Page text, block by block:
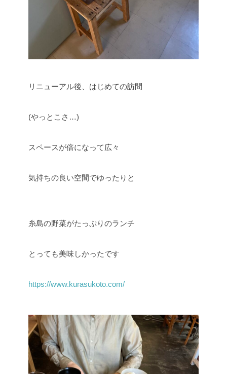
リニューアル後、はじめての訪問
(やっとこさ…)
スペースが倍になって広々
気持ちの良い空間でゆったりと
糸島の野菜がたっぷりのランチ
とっても美味しかったです
https://www.kurasukoto.com/